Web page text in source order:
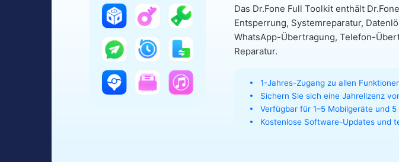
Das Dr.Fone Full Toolkit enthält
Entsperrung, Systemreparatur,
WhatsApp-Übertragung, Telefon-
Reparatur.
1-Jahres-Zugang zu allen
Sichern Sie sich eine Jahrelizenz
Verfügbar für 1–5 Mobilgeräte und 5
Kostenlose Software-Updates und